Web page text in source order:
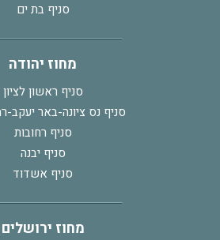
סניף בת ים
מחוז יהודה
סניף ראשון לציון
סניף נס ציונה-באר יעקב-
סניף רחובות
סניף יבנה
סניף אשדוד
מחוז ירושלים